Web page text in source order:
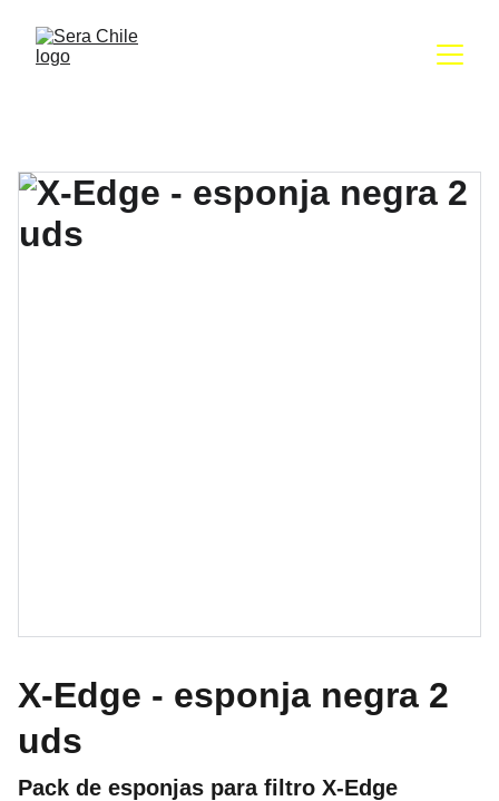
X-Edge - esponja negra 2
uds
Pack de esponjas para filtro X-Edge